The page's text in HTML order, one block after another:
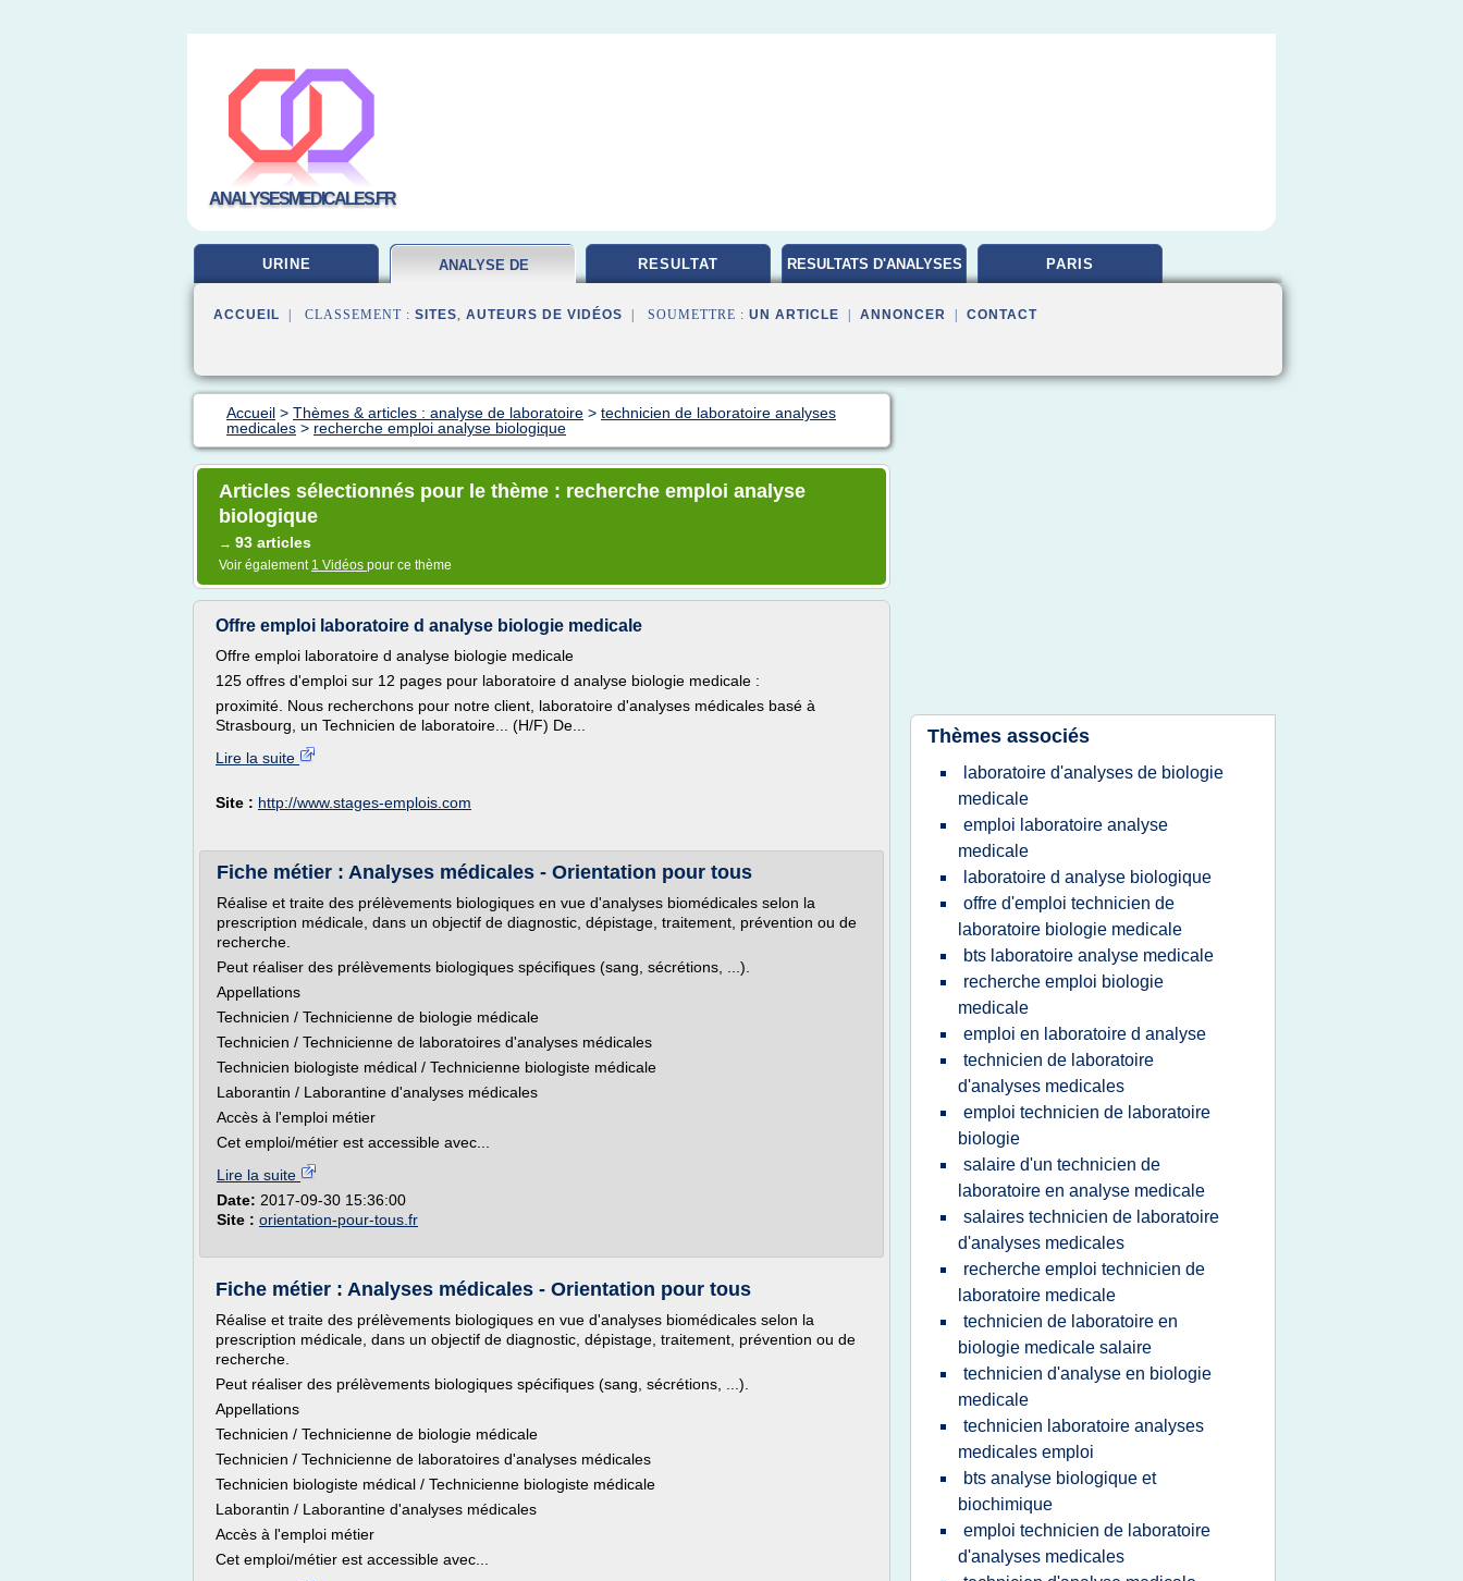
ANALYSESMEDICALES.FR
URINE ANALYSE DE RESULTAT RESULTATS D'ANALYSES PARIS
ACCUEIL | CLASSEMENT : SITES, AUTEURS DE VIDÉOS | SOUMETTRE : UN ARTICLE ANNONCER CONTACT
Accueil > Thèmes & articles : analyse de laboratoire > technicien de laboratoire analyses
medicales > recherche emploi analyse biologique
Articles sélectionnés pour le thème : recherche emploi analyse
biologique
→ 93 articles
Voir également 1 Vidéos pour ce thème
Offre emploi laboratoire d analyse biologie medicale
Offre emploi laboratoire d analyse biologie medicale
125 offres d'emploi sur 12 pages pour laboratoire d analyse biologie medicale :
proximité. Nous recherchons pour notre client, laboratoire d'analyses médicales basé à
Strasbourg, un Technicien de laboratoire... (H/F) De...
Lire la suite
Site : http://www.stages-emplois.com
Fiche métier : Analyses médicales - Orientation pour tous
Réalise et traite des prélèvements biologiques en vue d'analyses biomédicales selon la
prescription médicale, dans un objectif de diagnostic, dépistage, traitement, prévention ou de
recherche.
Peut réaliser des prélèvements biologiques spécifiques (sang, sécrétions, ...).
Appellations
Technicien / Technicienne de biologie médicale
Technicien / Technicienne de laboratoires d'analyses médicales
Technicien biologiste médical / Technicienne biologiste médicale
Laborantin / Laborantine d'analyses médicales
Accès à l'emploi métier
Cet emploi/métier est accessible avec...
Lire la suite
Date: 2017-09-30 15:36:00
Site : orientation-pour-tous.fr
Fiche métier : Analyses médicales - Orientation pour tous
Réalise et traite des prélèvements biologiques en vue d'analyses biomédicales selon la
prescription médicale, dans un objectif de diagnostic, dépistage, traitement, prévention ou de
recherche.
Peut réaliser des prélèvements biologiques spécifiques (sang, sécrétions, ...).
Appellations
Technicien / Technicienne de biologie médicale
Technicien / Technicienne de laboratoires d'analyses médicales
Technicien biologiste médical / Technicienne biologiste médicale
Laborantin / Laborantine d'analyses médicales
Accès à l'emploi métier
Cet emploi/métier est accessible avec...
Thèmes associés
laboratoire d'analyses de biologie
medicale
emploi laboratoire analyse
medicale
laboratoire d analyse biologique
offre d'emploi technicien de
laboratoire biologie medicale
bts laboratoire analyse medicale
recherche emploi biologie
medicale
emploi en laboratoire d analyse
technicien de laboratoire
d'analyses medicales
emploi technicien de laboratoire
biologie
salaire d'un technicien de
laboratoire en analyse medicale
salaires technicien de laboratoire
d'analyses medicales
recherche emploi technicien de
laboratoire medicale
technicien de laboratoire en
biologie medicale salaire
technicien d'analyse en biologie
medicale
technicien laboratoire analyses
medicales emploi
bts analyse biologique et
biochimique
emploi technicien de laboratoire
d'analyses medicales